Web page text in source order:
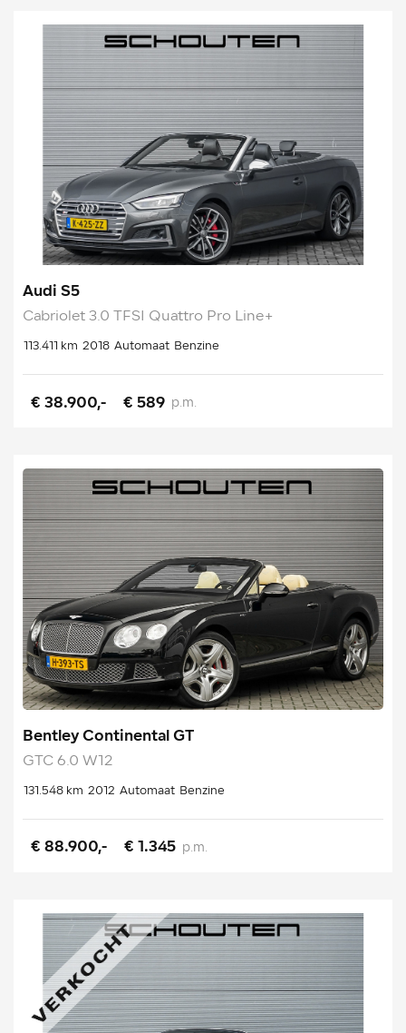
Audi S5
Cabriolet 3.0 TFSI Quattro Pro Line+
113.411 km 2018 Automaat Benzine
€ 38.900,- € 589 p.m.
Bentley Continental GT
GTC 6.0 W12
131.548 km 2012 Automaat Benzine
€ 88.900,- € 1.345 p.m.